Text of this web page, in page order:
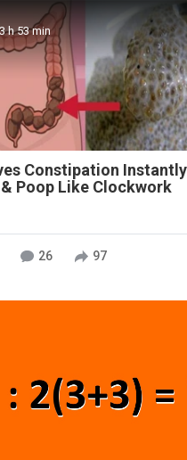
3 h 53 min
Constipation
Poop Like Clockwork
26 97